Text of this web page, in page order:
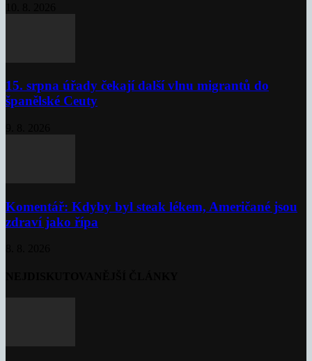
15. srpna úřady čekají další vlnu migrantů do
španělské Ceuty
Komentář: Kdyby byl steak lékem, Američané jsou
zdraví jako řípa